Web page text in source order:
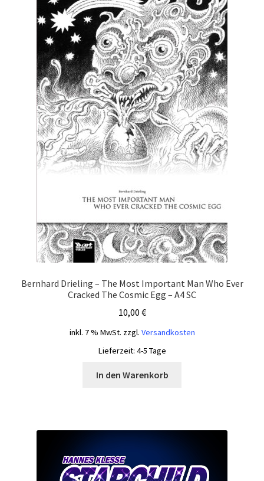
Bernhard Drieling – The Most Important Man Who Ever
Cracked The Cosmic Egg – A4 SC
10,00 €
inkl. 7 % MwSt. zzgl. Versandkosten
Lieferzeit: 4-5 Tage
In den Warenkorb